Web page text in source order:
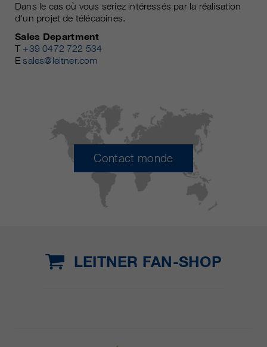
Dans le cas où vous seriez intéressés par la réalisation
d'un projet de télécabines.
Sales Department
T +39 0472 722 534
Esales@leitner.com
Contact monde
LEITNER FAN-SHOP